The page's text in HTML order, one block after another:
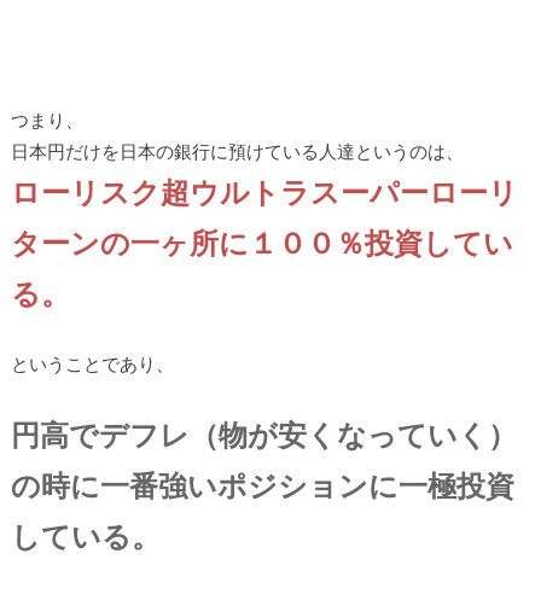
つまり、
日本円だけを日本の銀行に預けている人達というのは、
ローリスク超ウルトラスーパーローリ
ターンの一ヶ所に１００％投資してい
る。
ということであり、
円高でデフレ（物が安くなっていく）
の時に一番強いポジションに一極投資
している。